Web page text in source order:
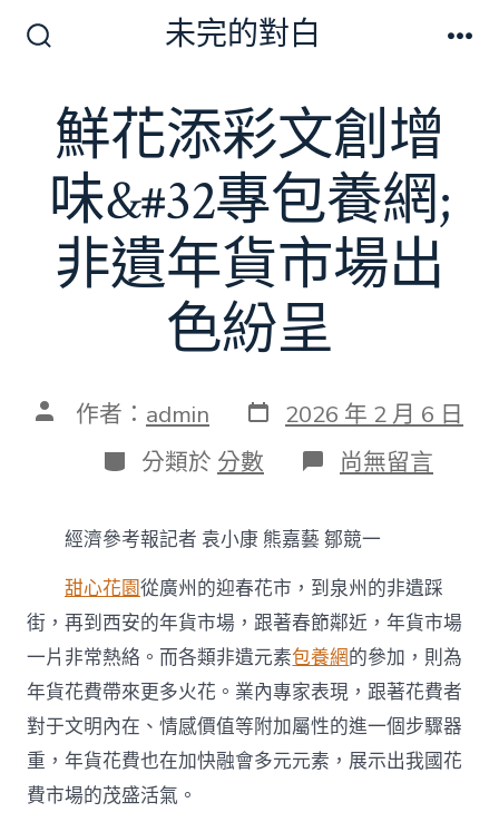
換
開
關
未完的對白
鮮花添彩文創增
味&#32專包養網;
非遺年貨市場出
色紛呈
文 作者： admin 發
表
日
期
2026 年 2 月 6 日
分
類
分類於 分數 在
〈鮮
添
彩
文
創
增
味
&#32
專
包
養
網;
非
尚無留言
經濟參考報記者 袁小康 熊嘉藝 鄒競一
甜心花園從廣州的迎春花市，到泉州的非遺踩
街，再到西安的年貨市場，跟著春節鄰近，年貨市場
一片非常熱絡。而各類非遺元素包養網的參加，則為
年貨花費帶來更多火花。業內專家表現，跟著花費者
對于文明內在、情感價值等附加屬性的進一個步驟器
重，年貨花費也在加快融會多元元素，展示出我國花
費市場的茂盛活氣。